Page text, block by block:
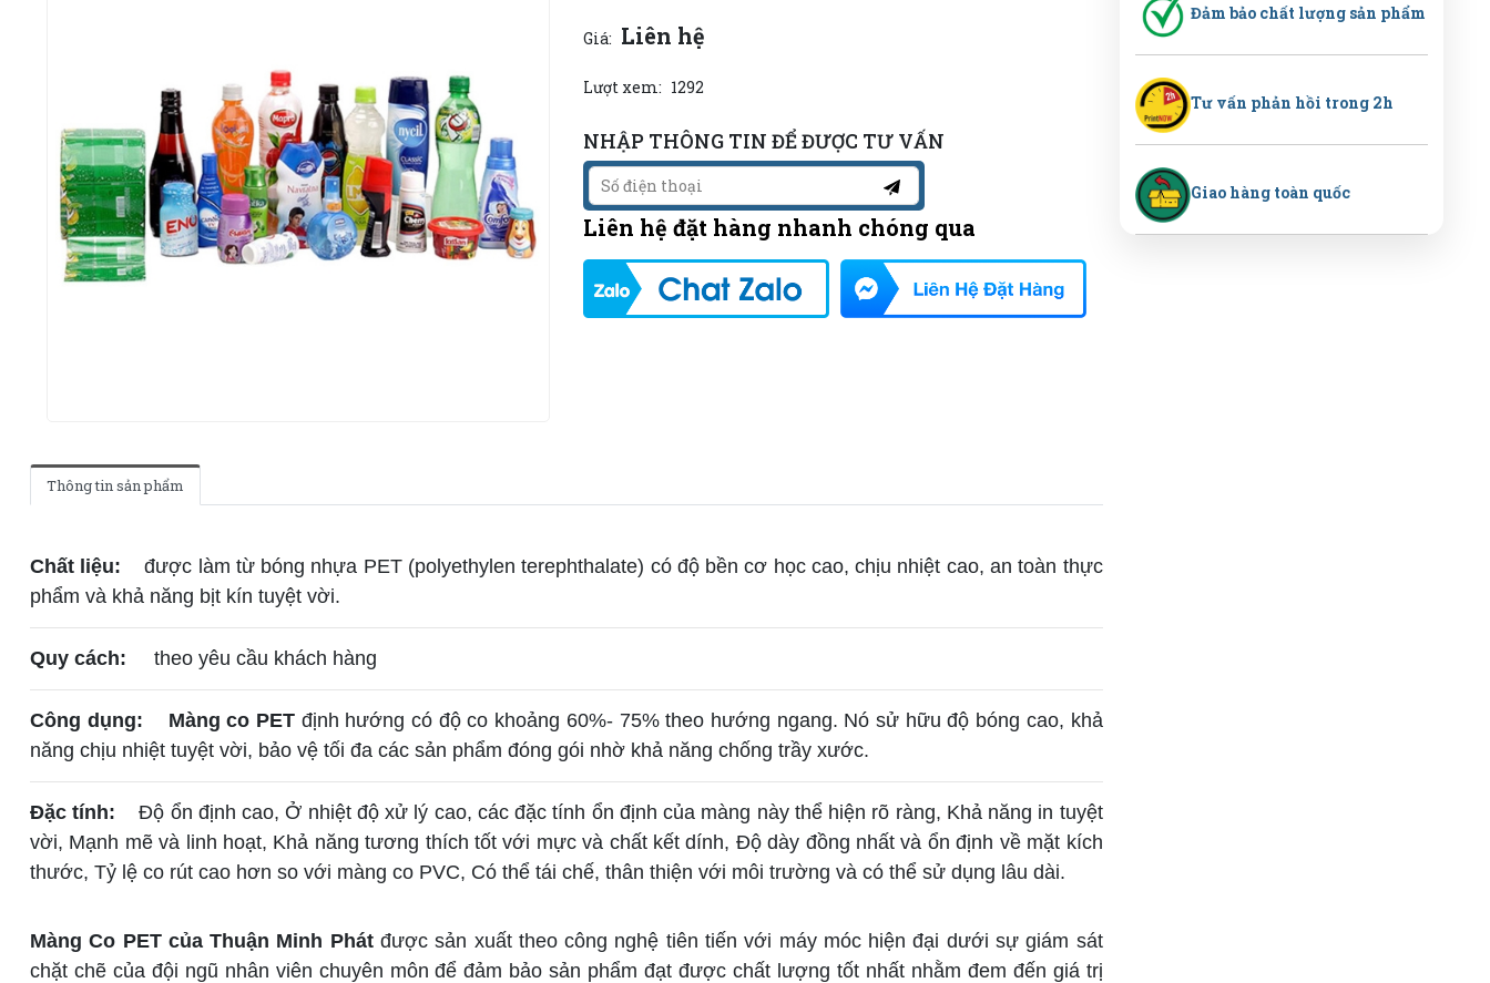
Giá: Liên hệ
Lượt xem: 1292
NHẬP THÔNG TIN ĐỂ ĐƯỢC TƯ VẤN
Liên hệ đặt hàng nhanh chóng qua
Thông tin sản phẩm
Chất liệu: được làm từ bóng nhựa PET (polyethylen terephthalate) có độ bền cơ học cao, chịu nhiệt cao, an toàn thực
phẩm và khả năng bịt kín tuyệt vời.
Quy cách: theo yêu cầu khách hàng
Công dụng: Màng co PETđịnh hướng có độ co khoảng 60%- 75% theo hướng ngang. Nó sử hữu độ bóng cao, khả
năng chịu nhiệt tuyệt vời, bảo vệ tối đa các sản phẩm đóng gói nhờ khả năng chống trầy xước.
Đặc tính: Độ ổn định cao, Ở nhiệt độ xử lý cao, các đặc tính ổn định của màng này thể hiện rõ ràng, Khả năng in tuyệt
vời, Mạnh mẽ và linh hoạt, Khả năng tương thích tốt với mực và chất kết dính, Độ dày đồng nhất và ổn định về mặt kích
thước, Tỷ lệ co rút cao hơn so với màng co PVC, Có thể tái chế, thân thiện với môi trường và có thể sử dụng lâu dài.
Màng Co PET của Thuận Minh Phátđược sản xuất theo công nghệ tiên tiến với máy móc hiện đại dưới sự giám sát
chặt chẽ của đội ngũ nhân viên chuyên môn để đảm bảo sản phẩm đạt được chất lượng tốt nhất nhằm đem đến giá trị
Đảm bảo chất lượng sản phẩm
Tư vấn phản hồi trong 2h
Giao hàng toàn quốc